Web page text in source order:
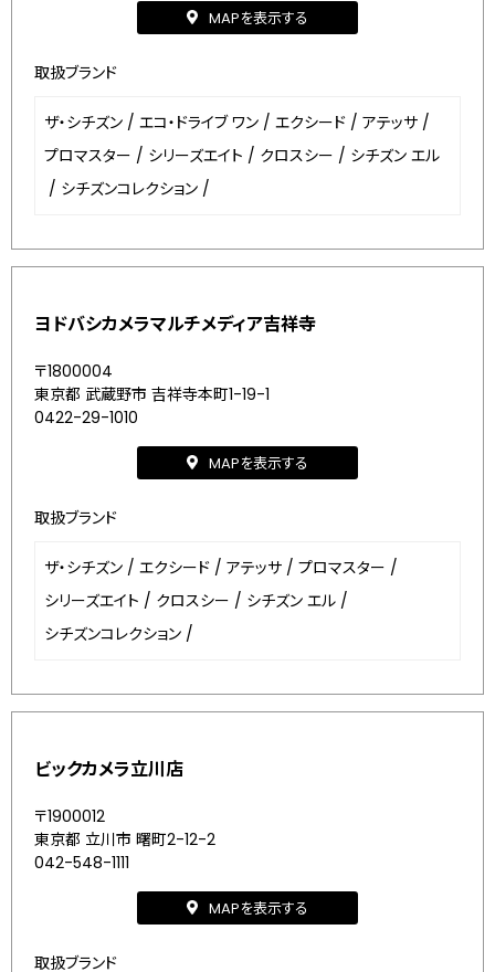
MAPを表示する
取扱ブランド
ザ・シチズン / エコ・ドライブ ワン / エクシード / アテッサ /
プロマスター / シリーズエイト / クロスシー / シチズン エル
/ シチズンコレクション /
ヨドバシカメラマルチメディア吉祥寺
〒1800004
東京都 武蔵野市 吉祥寺本町1-19-1
0422-29-1010
MAPを表示する
取扱ブランド
ザ・シチズン / エクシード / アテッサ / プロマスター /
シリーズエイト / クロスシー / シチズン エル /
シチズンコレクション /
ビックカメラ立川店
〒1900012
東京都 立川市 曙町2-12-2
042-548-1111
MAPを表示する
取扱ブランド